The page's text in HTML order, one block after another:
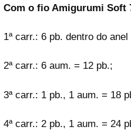
Com o fio Amigurumi Soft
1ª carr.: 6 pb. dentro do
2ª carr.: 6 aum. = 12 pb.;
3ª carr.: 1 pb., 1 aum. = 18
4ª carr.: 2 pb., 1 aum. = 24